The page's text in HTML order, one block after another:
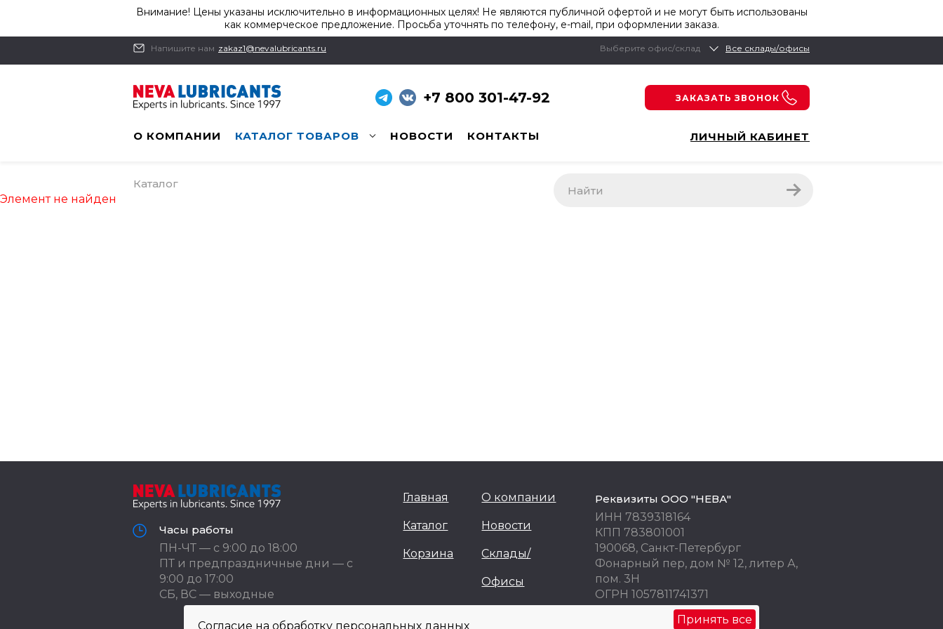
Согласие на обработку персональных данных Принять все
Внимание! Цены указаны исключительно в информационных целях! Не являются публичной офертой и не могут быть использованы
как коммерческое предложение. Просьба уточнять по телефону, e-mail, при оформлении заказа.
Напишите нам zakaz1@nevalubricants.ru Выберите офис/склад Все склады/офисы
+7 800 301-47-92 ЗАКАЗАТЬ ЗВОНОК
О КОМПАНИИ КАТАЛОГ ТОВАРОВ НОВОСТИ КОНТАКТЫ ЛИЧНЫЙ КАБИНЕТ
Каталог
Элемент не найден
Часы работы
ПН-ЧТ — с 9:00 до 18:00
ПТ и предпраздничные дни — с
9:00 до 17:00
СБ, ВС — выходные
Главная
Каталог
Корзина
О компании
Новости
Склады/
Офисы
Реквизиты ООО "НЕВА"
ИНН 7839318164
КПП 783801001
190068, Санкт-Петербург
Фонарный пер, дом № 12, литер А,
пом. 3Н
ОГРН 1057811741371
ОКПО 77676245